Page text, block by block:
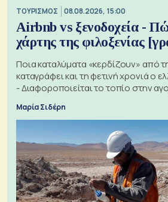
ΤΟΥΡΙΣΜΟΣ 08.08.2026, 15:00
Airbnb vs ξενοδοχεία -
χάρτης της φιλοξενίας
Ποια καταλύματα «κερδίζουν» από
καταγράφει και τη φετινή χρονιά ο
- Διαφοροποιείται το τοπίο στην
Μαρία Σιδέρη